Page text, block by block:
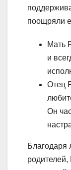
поощряли
Мать
и
Отец
Он
Благодаря